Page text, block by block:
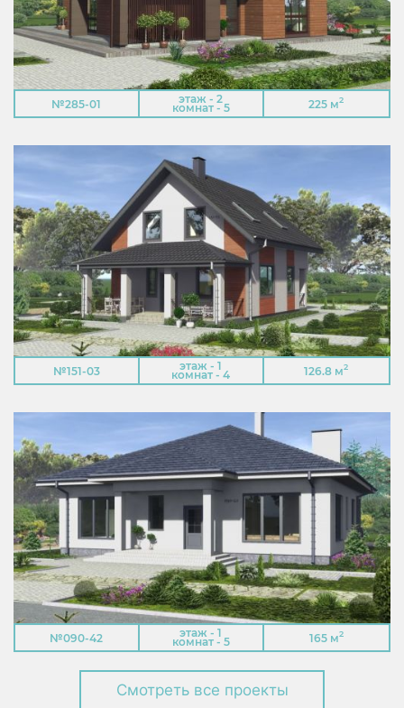
№285-01 этаж - 2
комнат - 5 225 м2
№151-03 этаж - 1
комнат - 4 126.8 м2
№090-42 этаж - 1
комнат - 5 165 м2
Смотреть все проекты